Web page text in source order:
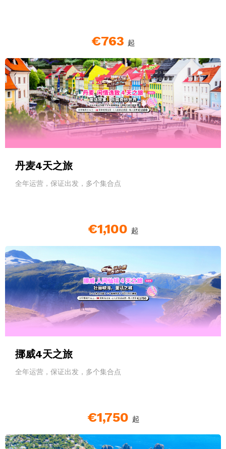
€763 起
丹麦4天之旅
全年运营，保证出发，多个集合点
€1,100 起
挪威4天之旅
全年运营，保证出发，多个集合点
€1,750 起